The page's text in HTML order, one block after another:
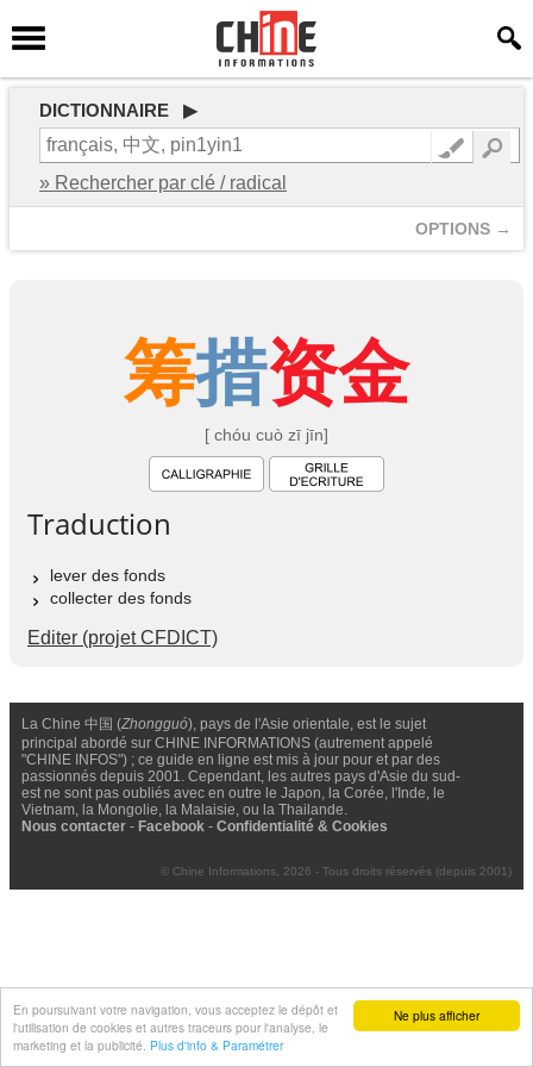
Ne plus afficher
En poursuivant votre navigation, vous acceptez le dépôt et
l'utilisation de cookies et autres traceurs pour l'analyse, le
marketing et la publicité. Plus d'info & Paramétrer
DICTIONNAIRE ▶
» Rechercher par clé / radical
OPTIONS →
筹措资金
[ chóu cuò zī jīn]
Traduction
lever des fonds
collecter des fonds
Editer (projet CFDICT)
La Chine 中国 (Zhongguó), pays de l'Asie orientale, est le sujet
principal abordé sur CHINE INFORMATIONS (autrement appelé
"CHINE INFOS") ; ce guide en ligne est mis à jour pour et par des
passionnés depuis 2001. Cependant, les autres pays d'Asie du sud-
est ne sont pas oubliés avec en outre le Japon, la Corée, l'Inde, le
Vietnam, la Mongolie, la Malaisie, ou la Thailande.
Nous contacter - Facebook - Confidentialité & Cookies
© Chine Informations, 2026 - Tous droits réservés (depuis 2001)